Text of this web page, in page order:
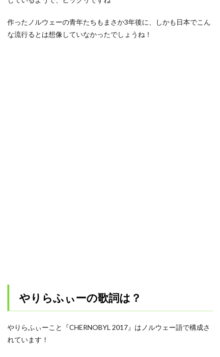
作ったノルウェーの青年たちもまさか3年後に、しかも日本でこん
な流行るとは想像していなかったでしょうね！
やりらふぃーの歌詞は？
やりらふぃーこと『CHERNOBYL 2017』はノルウェー語で構成さ
れています！